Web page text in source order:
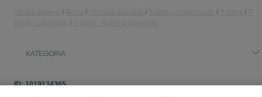
KATEGORIA
ID:1019134365